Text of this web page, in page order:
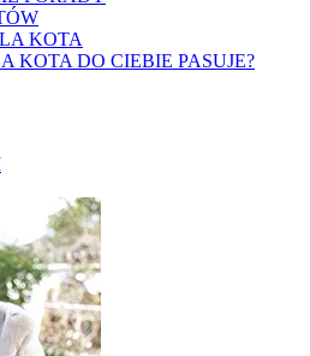
KOTA
KOTA DO CIEBIE PASUJE?